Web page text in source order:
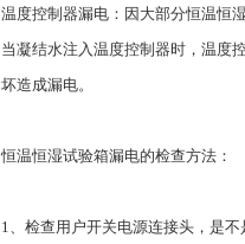
温度控制器漏电：因大部分恒温恒
当凝结水注入温度控制器时，温度
坏造成漏电。
恒温恒湿试验箱漏电的检查方法：
1、检查用户开关电源连接头，是